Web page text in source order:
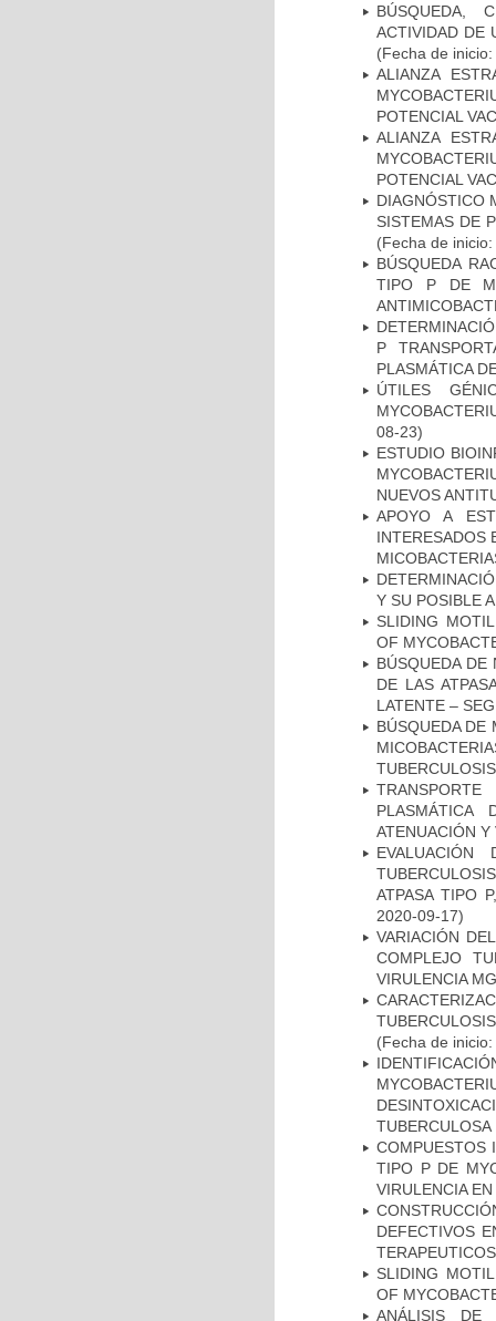
BÚSQUEDA,
ACTIVIDAD DE
(Fecha de
ALIANZA
POTENCIAL
ALIANZA
POTENCIAL
DIAGNÓSTICO
SISTEMAS DE
(Fecha de
BÚSQUEDA
TIPO P DE
P
PLASMÁTICA
ÚTILES
08-23)
ESTUDIO
NUEVOS
APOYO A
INTERESADOS
Y SU POSIBLE
SLIDING
OF
BÚSQUEDA DE
DE LAS
LATENTE –
BÚSQUEDA DE
PLASMÁTICA
ATENUACIÓN Y
ATPASA TIPO
2020-09-17)
VARIACIÓN
COMPLEJO
VIRULENCIA
(Fecha de
TUBERCULOSA
COMPUESTOS
TIPO P DE
VIRULENCIA
DEFECTIVOS
SLIDING
OF
ANÁLISIS DE